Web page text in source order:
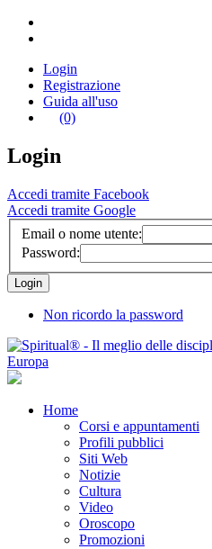
Login
Registrazione
Guida all'uso
(0)
Login
Accedi tramite Facebook
Accedi tramite Google
Email o nome utente:
Password:
Non ricordo la password
Home
Corsi e appuntamenti
Profili pubblici
Siti Web
Notizie
Cultura
Video
Oroscopo
Promozioni